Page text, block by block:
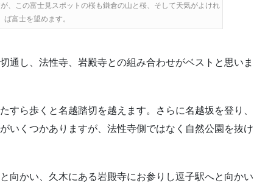
、この富士見スポットの桜も鎌倉の山と桜、そして天気がよけれ
ば富士を望めます。
通し、法性寺、岩殿寺との組み合わせがベストと思いま
すら歩くと名越踏切を越えます。さらに名越坂を登り、
いくつかありますが、法性寺側ではなく自然公園を抜け
向かい、久木にある岩殿寺にお参りし逗子駅へと向かい